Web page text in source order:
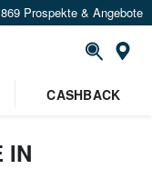
Prospekte & Angebote
CASHBACK
IN